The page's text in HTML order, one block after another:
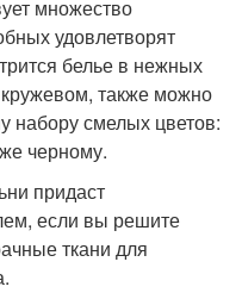
множество
удовлетворят
белье в нежных
также можно
набору смелых цветов:
черному.
придаст
если вы решите
ткани для